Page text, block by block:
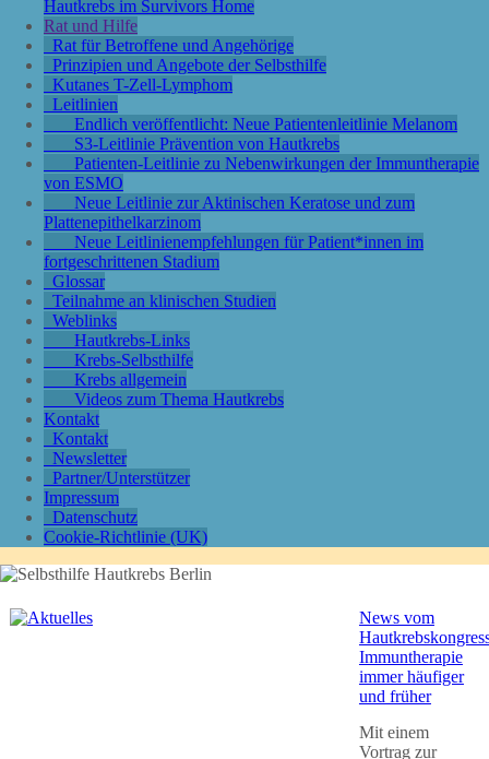
Hautkrebs im Survivors Home
Rat und Hilfe
Rat für Betroffene und Angehörige
Prinzipien und Angebote der Selbsthilfe
Kutanes T-Zell-Lymphom
Leitlinien
Endlich veröffentlicht: Neue Patientenleitlinie Melanom
S3-Leitlinie Prävention von Hautkrebs
Patienten-Leitlinie zu Nebenwirkungen der Immuntherapie
von ESMO
Neue Leitlinie zur Aktinischen Keratose und zum
Plattenepithelkarzinom
Neue Leitlinienempfehlungen für Patient*innen im
fortgeschrittenen Stadium
Glossar
Teilnahme an klinischen Studien
Weblinks
Hautkrebs-Links
Krebs-Selbsthilfe
Krebs allgemein
Videos zum Thema Hautkrebs
Kontakt
Kontakt
Newsletter
Partner/Unterstützer
Impressum
Datenschutz
Cookie-Richtlinie (UK)
News vom
Immuntherapie
immer häufiger
und früher
Mit einem
Vortrag zur